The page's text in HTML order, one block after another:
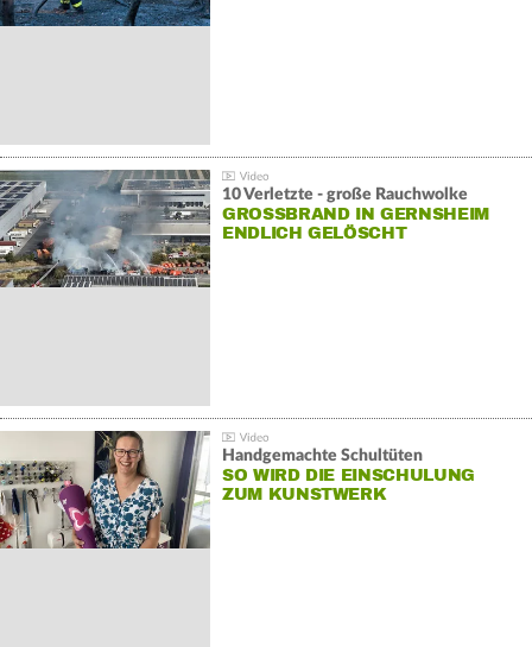
10 Verletzte - große Rauchwolke
GROSSBRAND IN GERNSHEIM E
NDLICH GELÖSCHT
Handgemachte Schultüten
SO WIRD DIE EINSCHULUNG
ZUM KUNSTWERK